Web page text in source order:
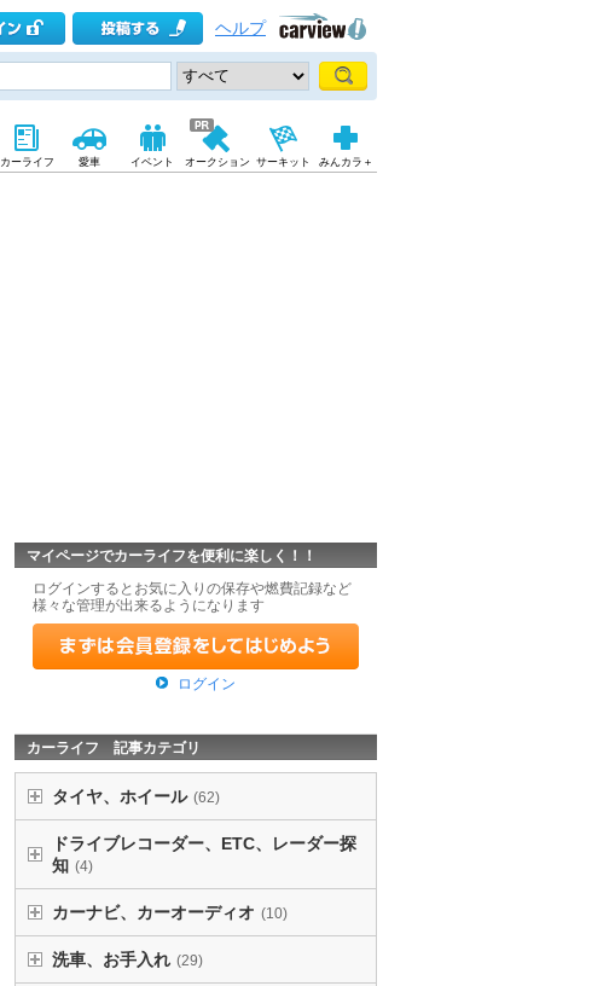
ヘルプ
カーライフ 愛車 イベント オークション サーキット みんカラ＋
マイページでカーライフを便利に楽しく！！
ログインするとお気に入りの保存や燃費記録など
様々な管理が出来るようになります
ログイン
カーライフ 記事カテゴリ
タイヤ、ホイール (62)
ドライブレコーダー、ETC、レーダー探
知 (4)
カーナビ、カーオーディオ (10)
洗車、お手入れ (29)